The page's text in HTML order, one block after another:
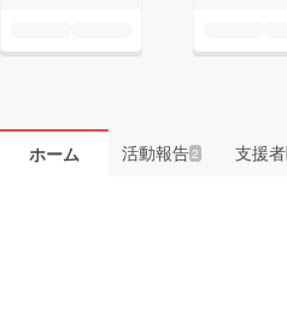
ホーム 活動報告2 支援者